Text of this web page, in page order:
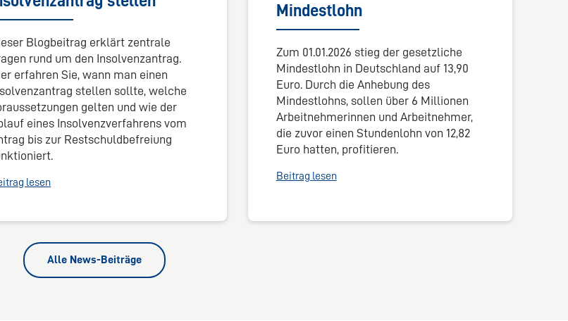
Blogbeitrag erklärt zentrale
rund um den Insolvenzantrag.
erfahren Sie, wann man einen
stellen sollte, welche
gelten und wie der
eines Insolvenzverfahrens vom
bis zur Restschuldbefreiung
lesen
Mindestlohn
Zum 01.01.2026 stieg der gesetzliche
Mindestlohn in Deutschland auf 13,90
Euro. Durch die Anhebung des
Mindestlohns, sollen über 6 Millionen
Arbeitnehmerinnen und Arbeitnehmer,
die zuvor einen Stundenlohn von 12,82
Euro hatten, profitieren.
Beitrag lesen
Alle News-Beiträge